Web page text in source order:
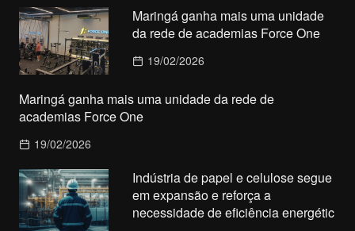
Maringá ganha mais uma unidade
da rede de academias Force One
19/02/2026
Maringá ganha mais uma unidade da rede de
academias Force One
19/02/2026
Indústria de papel e celulose segue
em expansão e reforça a
necessidade de eficiência energétic